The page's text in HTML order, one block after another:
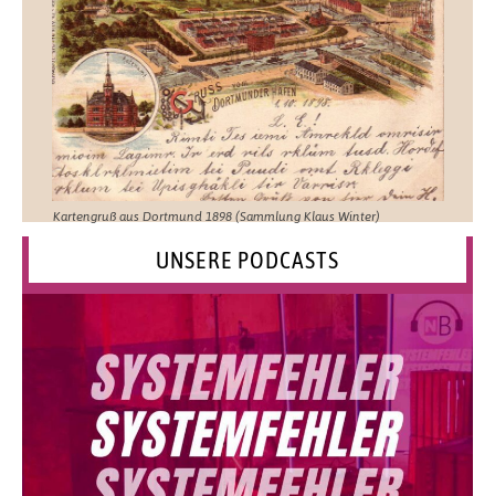
Kartengruß aus Dortmund 1898 (Sammlung Klaus Winter)
UNSERE PODCASTS